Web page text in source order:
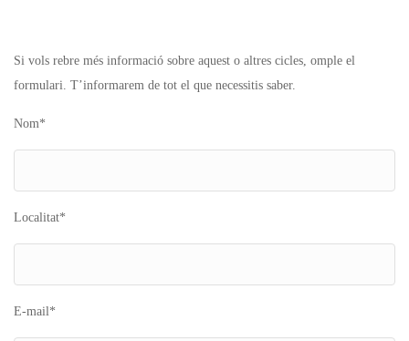
Si vols rebre més informació sobre aquest o altres cicles, omple el
formulari. T’informarem de tot el que necessitis saber.
Nom*
Localitat*
E-mail*